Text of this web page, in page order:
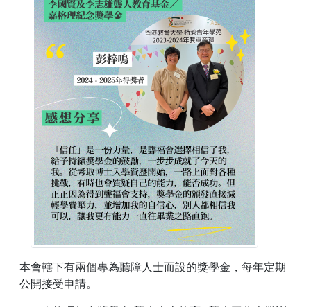
本會轄下有兩個專為聽障人士而設的獎學金，每年定期
公開接受申請。